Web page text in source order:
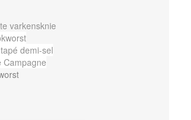
varkensknie
demi-sel
Campagne